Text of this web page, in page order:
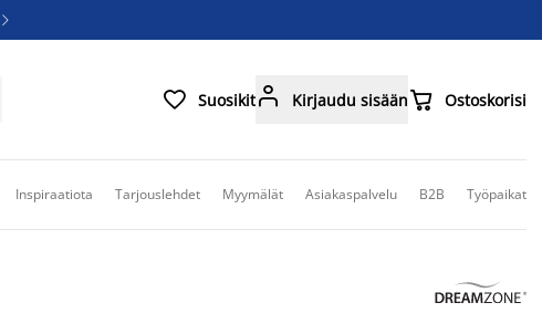

 Suosikit Kirjaudu sisään Ostoskorisi
Inspiraatiota Tarjouslehdet Myymälät Asiakaspalvelu B2B Työpaikat